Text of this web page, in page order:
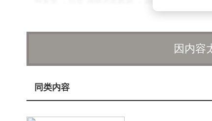
切换到家庭网络。同时，也可以尝试在另一台设
因内容
同类内容